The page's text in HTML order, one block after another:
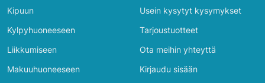
Kipuun
Kylpyhuoneeseen
Liikkumiseen
Makuuhuoneeseen
Usein kysytyt kysymykset
Tarjoustuotteet
Ota meihin yhteyttä
Kirjaudu sisään